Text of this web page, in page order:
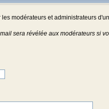
modérateurs et administrateurs
sera révélée aux modérateurs si